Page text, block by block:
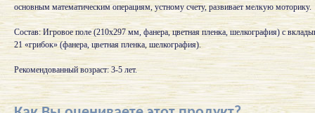
основным математическим операциям, устному счету, развивает мелкую моторику.
Состав: Игровое поле (210х297 мм, фанера, цветная пленка, шелкография) с
21 «грибок» (фанера, цветная пленка, шелкография).
Рекомендованный возраст: 3-5 лет.